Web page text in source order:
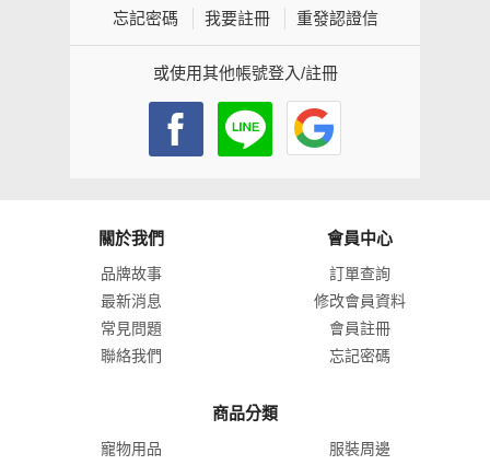
忘記密碼 我要註冊 重發認證信
或使用其他帳號登入/註冊
關於我們
品牌故事
最新消息
常見問題
聯絡我們
會員中心
訂單查詢
修改會員資料
會員註冊
忘記密碼
商品分類
寵物用品 服裝周邊